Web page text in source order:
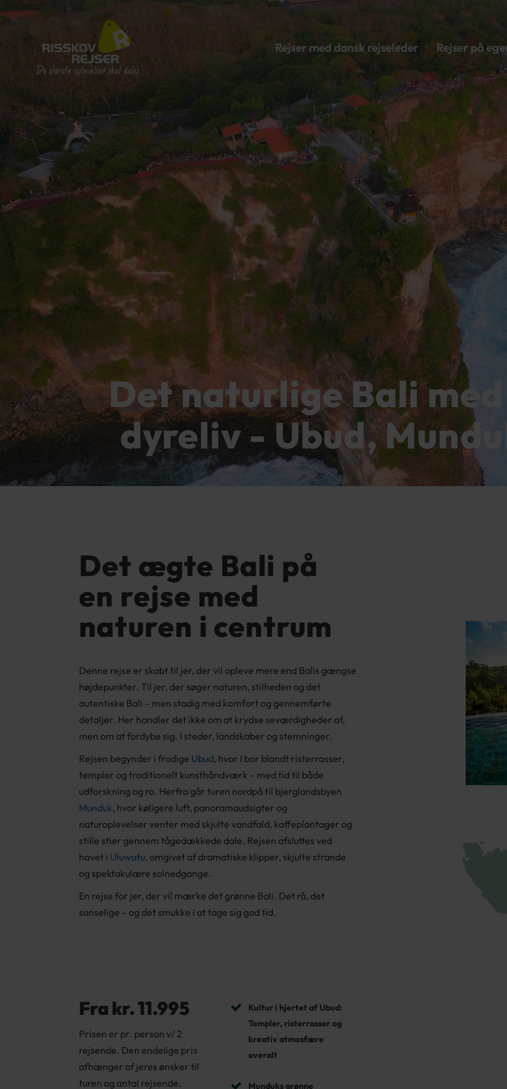
Rejser med dansk rejseleder Rejser på
Det naturlige Bali
dyreliv - Ubud,
Det ægte Bali på
en rejse med
naturen i centrum
Denne rejse er skabt til jer, der vil opleve mere end Balis gængse
højdepunkter. Til jer, der søger naturen, stilheden og det
autentiske Bali – men stadig med komfort og gennemførte
detaljer. Her handler det ikke om at krydse seværdigheder af,
men om at fordybe sig. I steder, landskaber og stemninger.
Rejsen begynder i frodige Ubud, hvor I bor blandt risterrasser,
templer og traditionelt kunsthåndværk – med tid til både
udforskning og ro. Herfra går turen nordpå til bjerglandsbyen
Munduk, hvor køligere luft, panoramaudsigter og
naturoplevelser venter med skjulte vandfald, kaffeplantager og
stille stier gennem tågedækkede dale. Rejsen afsluttes ved
havet i Uluwatu, omgivet af dramatiske klipper, skjulte strande
og spektakulære solnedgange.
En rejse for jer, der vil mærke det grønne Bali. Det rå, det
sanselige – og det smukke i at tage sig god tid.
Fra kr. 11.995
Prisen er pr. person v/ 2
rejsende. Den endelige pris
afhænger af jeres ønsker til
turen og antal rejsende.
Kultur i hjertet af Ubud:
Templer, risterrasser og
kreativ atmosfære
overalt
Munduks grønne